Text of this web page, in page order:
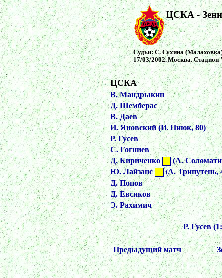
ЦСКА -
Судьи: С. Сухина
17/03/2002. Москва. Стадион
ЦСКА
В. Мандрыкин
Д. Шемберас
В. Даев
И. Яновский (И. Пиюк, 80)
Р. Гусев
С. Гогниев
Д. Кириченко
(А.
Ю. Лайзанс
(А. Трипутень,
Д. Попов
Д. Евсиков
Э. Рахимич
Р. Гусев
Предыдущий матч